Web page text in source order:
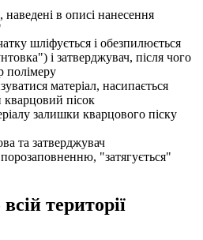
в описі нанесення
шліфується і обезпилюється
і затверджувач, після чого
полімеру
матеріал, насипається
кварцовий пісок
залишки кварцового піску
та затверджувач
"затягується"
території